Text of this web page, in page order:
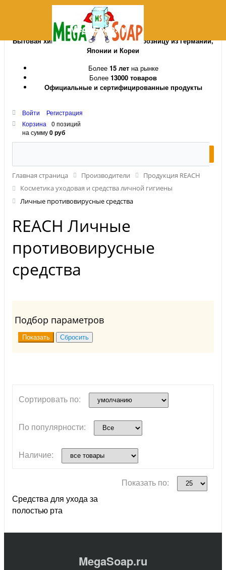
MegaSoap.ru
Бытовая химия и косметика оптом и в розницу из Германии,
Японии и Кореи
Более 15 летна рынке
Более 13000 товаров
Официальные и сертифицированные продукты
Войти
Регистрация
Корзина
0 позиций
на сумму0 руб
Главная страница Производители
Продукция REACH
Косметика уходовая и средства личной гигиены
Личные противовирусные средства
REACH Личные
противовирусные
средства
Подбор параметров
Сортировать по:
По популярности:
Наличие:
Показать по:
Средства для ухода за
полостью рта
MegaSoap.ru